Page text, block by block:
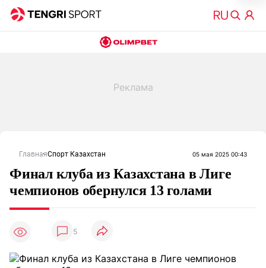
ГлавнаяСпорт Казахстан 05 мая 2025 00:43
Финал клуба из Казахстана в Лиге
чемпионов обернулся 13 голами
5